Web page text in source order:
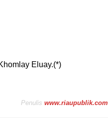
Eluay.(*)
Penulis www.riaupublik.com